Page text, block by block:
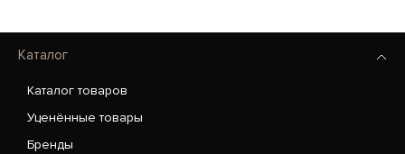
Каталог
Каталог товаров
Уценённые товары
Бренды